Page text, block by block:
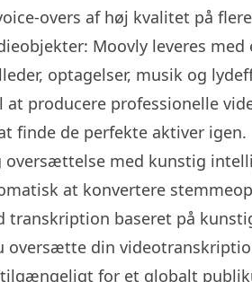
overs af høj kvalitet på
Moovly leveres
optagelser, musik og
producere professionelle
finde de perfekte aktiver igen.
oversættelse med kunstig
at konvertere
transkription baseret på
oversætte din
for et globalt